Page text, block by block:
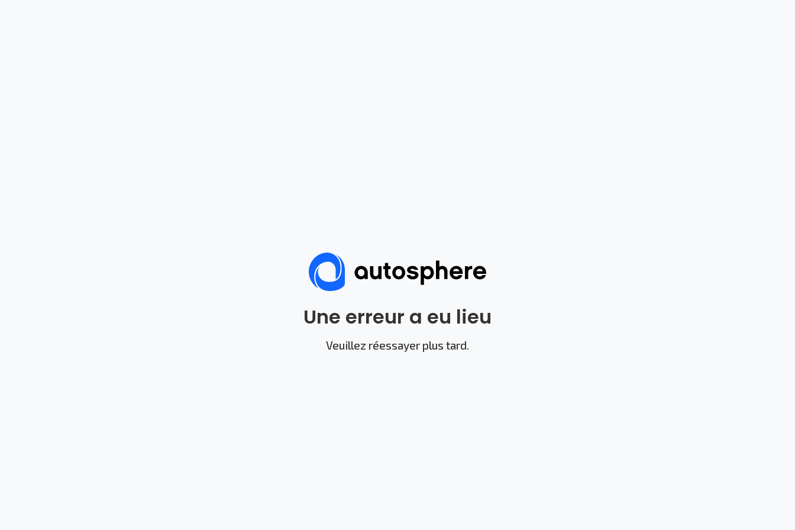
Une erreur a eu lieu
Veuillez réessayer plus tard.